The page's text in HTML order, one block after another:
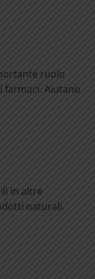
ruolo
Aiutano
in altre
naturali.